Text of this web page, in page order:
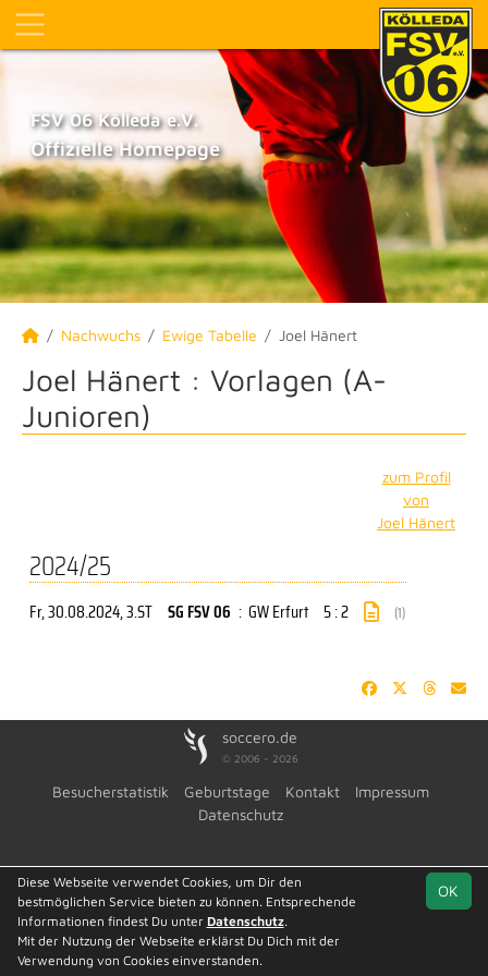
FSV 06 Kölleda e.V.
Offizielle Homepage
Nachwuchs Ewige Tabelle Joel Hänert
Joel Hänert : Vorlagen (A-
Junioren)
zum Profil
von
Joel Hänert
2024/25
Fr, 30.08.2024, 3.ST SG FSV 06 : GW Erfurt 5 : 2 (1)
soccero.de
© 2006 - 2026
Besucherstatistik Geburtstage Kontakt
Impressum
Datenschutz
OK
Diese Webseite verwendet Cookies, um Dir den
bestmöglichen Service bieten zu können. Entsprechende
Informationen findest Du unter Datenschutz.
Mit der Nutzung der Webseite erklärst Du Dich mit der
Verwendung von Cookies einverstanden.